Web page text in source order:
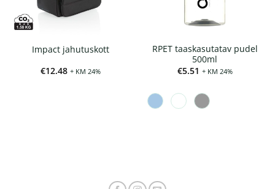
Impact jahutuskott
€12.48 + KM 24%
RPET taaskasutatav pudel
500ml
€5.51 + KM 24%